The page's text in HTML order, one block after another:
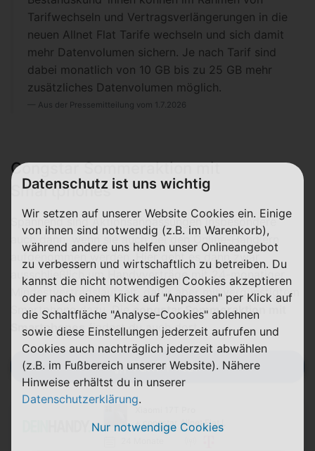
Tarifwechseln und Vertragsverlängerungen in die
neuen Allnet Flat Tarife wechseln und sich damit
mehr Datenvolumen sichern. Je nach Tarif sind
dabei monatlich von 10 GB bis zu 25 GB mehr
zusätzliches Datenvolumen möglich.
Aus der Pressemitteilung vom 1.7.2026
Congstar Sommeraktion mit
Smartphones
Spannend sind Aktionsanpassungen insbesondere
auch dann, wenn sie auch bei den Online-Händlern
aufgenommen werden. Hier geht es dann zwar
ausschließlich um Handyverträge mit 24-monatiger
Mindestvertragslaufzeit, dafür aber mit vergünstigtem
Smartphone dazu. Diecongstar Sommeraktion mit
Smartphones findest du auch dort.
Tarif-Filter
+ congstar Allnet Flat L
Datenschutz ist uns wichtig
Wir setzen auf unserer Website Cookies ein. Einige
von ihnen sind notwendig (z.B. im Warenkorb),
während andere uns helfen unser Onlineangebot
zu verbessern und wirtschaftlich zu betreiben. Du
kannst die nicht notwendigen Cookies akzeptieren
oder nach einem Klick auf "Anpassen" per Klick auf
die Schaltfläche "Analyse-Cookies" ablehnen
sowie diese Einstellungen jederzeit aufrufen und
Cookies auch nachträglich jederzeit abwählen
(z.B. im Fußbereich unserer Website). Nähere
Hinweise erhältst du in unserer
Datenschutzerklärung.
Nur notwendige Cookies